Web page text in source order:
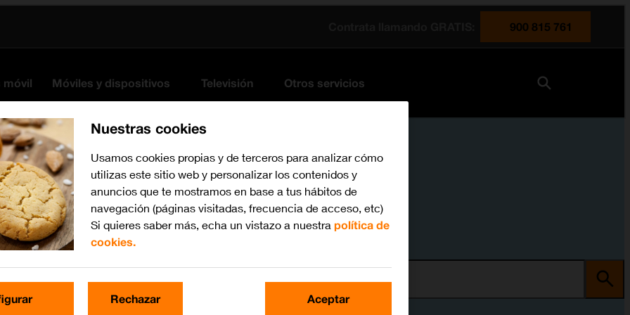
900 815 761
móvil Móviles y dispositivos Televisión Otros servicios
Nuestras cookies
Usamos cookies propias y de terceros para analizar cómo
utilizas este sitio web y personalizar los contenidos y
anuncios que te mostramos en base a tus hábitos de
navegación (páginas visitadas, frecuencia de acceso, etc)
Si quieres saber más, echa un vistazo a nuestra política de
cookies.
Rechazar Aceptar